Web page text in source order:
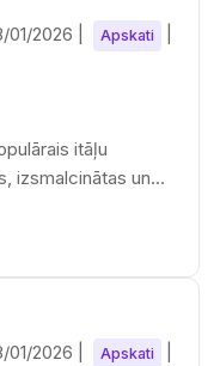
01/2026 Apskati
itāļu
izsmalcinātas un
01/2026 Apskati